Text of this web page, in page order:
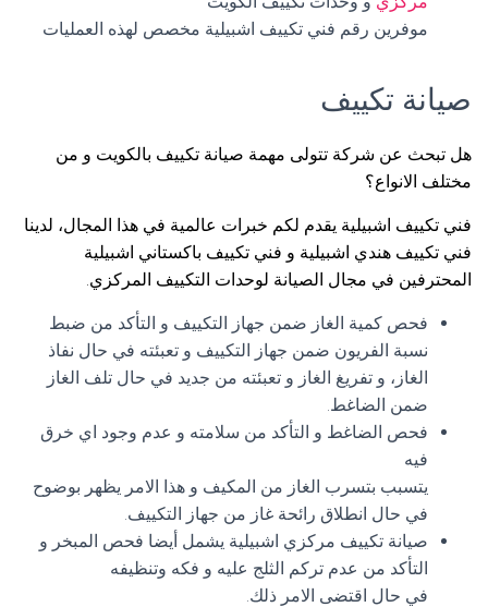
موفرين رقم فني تكييف اشبيلية مخصص لهذه العمليات
صيانة تكييف
هل تبحث عن شركة تتولى مهمة صيانة تكييف بالكويت و من
مختلف الانواع؟
فني تكييف اشبيلية يقدم لكم خبرات عالمية في هذا المجال، لدينا
فني تكييف هندي اشبيلية و فني تكييف باكستاني اشبيلية
المحترفين في مجال الصيانة لوحدات التكييف المركزي.
فحص كمية الغاز ضمن جهاز التكييف و التأكد من ضبط
نسبة الفريون ضمن جهاز التكييف و تعبئته في حال نفاذ
الغاز، و تفريغ الغاز و تعبئته من جديد في حال تلف الغاز
ضمن الضاغط.
فحص الضاغط و التأكد من سلامته و عدم وجود اي خرق
فيه
يتسبب بتسرب الغاز من المكيف و هذا الامر يظهر بوضوح
في حال انطلاق رائحة غاز من جهاز التكييف.
صيانة تكييف مركزي اشبيلية يشمل أيضا فحص المبخر و
التأكد من عدم تركم الثلج عليه و فكه وتنظيفه
في حال اقتضى الامر ذلك.